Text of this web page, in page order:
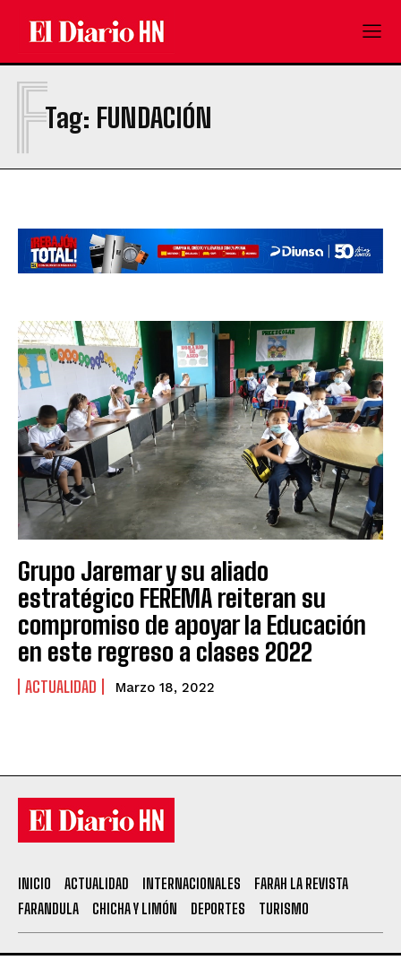
Tag: FUNDACIÓN
F
Grupo Jaremar y su aliado
estratégico FEREMA reiteran su
compromiso de apoyar la Educación
en este regreso a clases 2022
ACTUALIDAD Marzo 18, 2022
INICIO ACTUALIDAD INTERNACIONALES
FARAH LA REVISTA
FARANDULA
CHICHA Y LIMÓN DEPORTES TURISMO